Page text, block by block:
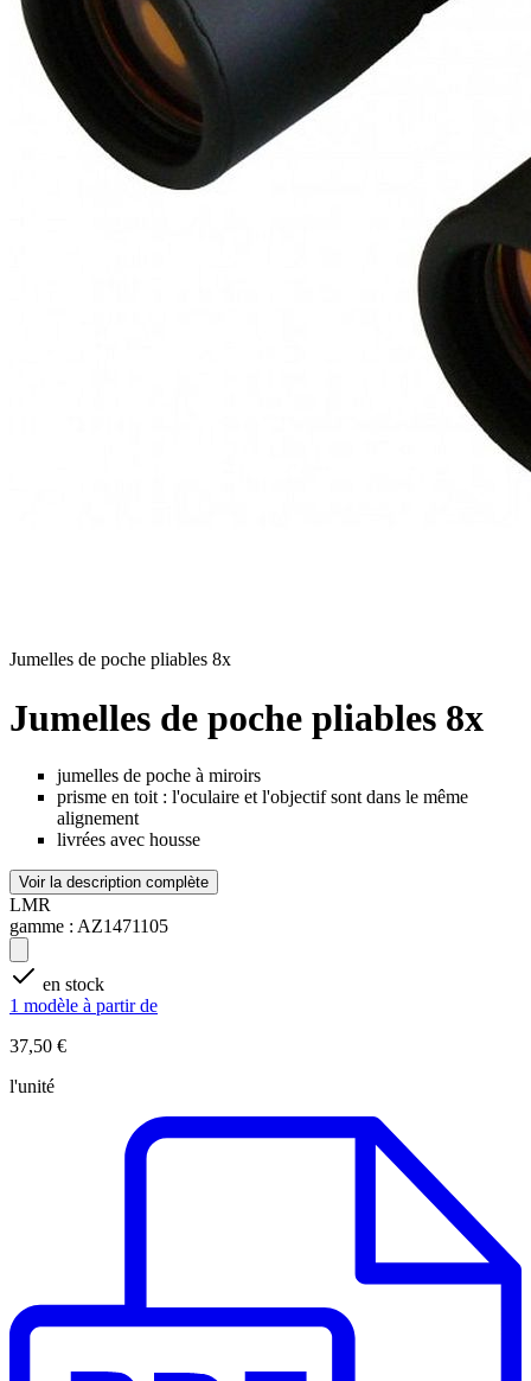
Jumelles de poche pliables 8x
Jumelles de poche pliables 8x
jumelles de poche à miroirs
prisme en toit : l'oculaire et l'objectif sont dans le même
alignement
livrées avec housse
Voir la description complète
LMR
gamme : AZ1471105
en stock
1 modèle à partir de
37,50 €
l'unité